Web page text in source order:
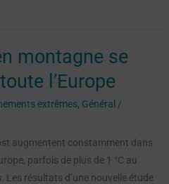
montagne se
l’Europe
extrêmes, Général /
augmentent constamment dans
parfois de plus de 1 °C au
Les résultats d’une nouvelle étude